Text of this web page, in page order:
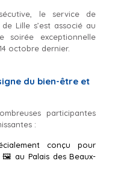
le service de
Lille s’est associé au
soirée exceptionnelle
octobre dernier.
du bien-être et
participantes
:
conçu pour
🖼️ au Palais des Beaux-